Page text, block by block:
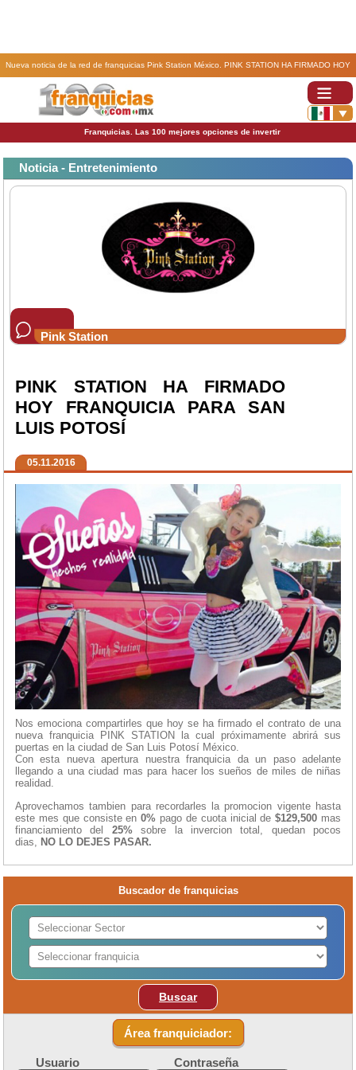
Nueva noticia de la red de franquicias Pink Station México. PINK STATION HA FIRMADO HOY
FRANQUICIA PARA SAN LUIS POTOSÍ.
Franquicias. Las 100 mejores opciones de invertir
Noticia - Entretenimiento
Pink Station
PINK STATION HA FIRMADO
HOY FRANQUICIA PARA SAN
LUIS POTOSÍ
05.11.2016
Nos emociona compartirles que hoy se ha firmado el contrato de una
nueva franquicia PINK STATION la cual próximamente abrirá sus
puertas en la ciudad de San Luis Potosí México.
Con esta nueva apertura nuestra franquicia da un paso adelante
llegando a una ciudad mas para hacer los sueños de miles de niñas
realidad.
Aprovechamos tambien para recordarles la promocion vigente hasta
este mes que consiste en 0% pago de cuota inicial de$129,500 mas
financiamiento del 25%sobre la invercion total, quedan pocos
dias, NO LO DEJES PASAR.
Buscador de franquicias
Buscar
Área franquiciador:
Usuario Contraseña